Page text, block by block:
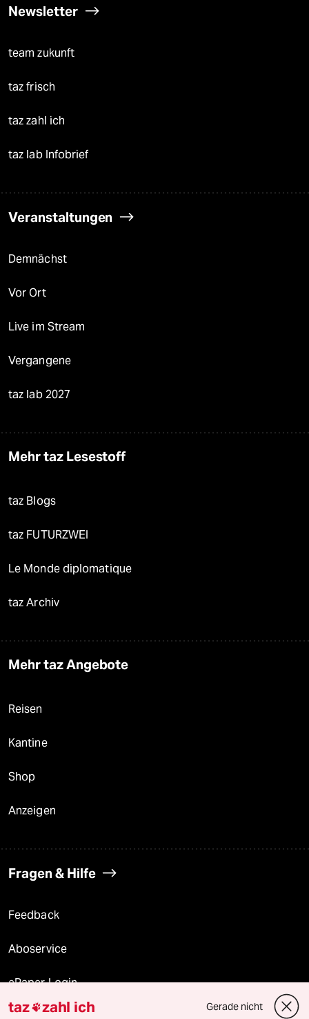
Newsletter
team zukunft
taz frisch
taz zahl ich
taz lab Infobrief
Veranstaltungen
Demnächst
Vor Ort
Live im Stream
Vergangene
taz lab 2027
Mehr taz Lesestoff
taz Blogs
taz FUTURZWEI
Le Monde diplomatique
taz Archiv
Mehr taz Angebote
Reisen
Kantine
Shop
Anzeigen
Fragen & Hilfe
Feedback
Aboservice
ePaper Login
taz zahl ich Gerade nicht